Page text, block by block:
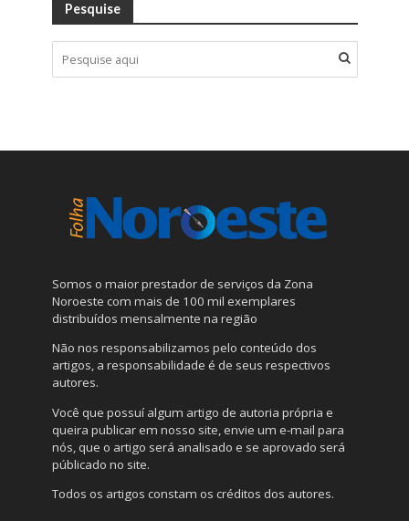
Pesquise
Somos o maior prestador de serviços da Zona
Noroeste com mais de 100 mil exemplares
distribuídos mensalmente na região
Não nos responsabilizamos pelo conteúdo dos
artigos, a responsabilidade é de seus respectivos
autores.
Você que possuí algum artigo de autoria própria e
queira publicar em nosso site, envie um e-mail para
nós, que o artigo será analisado e se aprovado será
públicado no site.
Todos os artigos constam os créditos dos autores.